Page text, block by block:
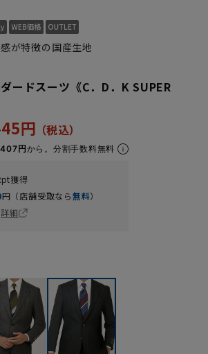
が特徴の国産生地
ードスーツ《C．D．K SUPER
円
円から。分割手数料無料
pt獲得
円（店舗受取なら無料）
詳細